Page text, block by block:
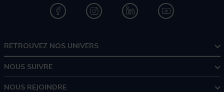
RETROUVEZ NOS UNIVERS
NOUS SUIVRE
NOUS REJOINDRE